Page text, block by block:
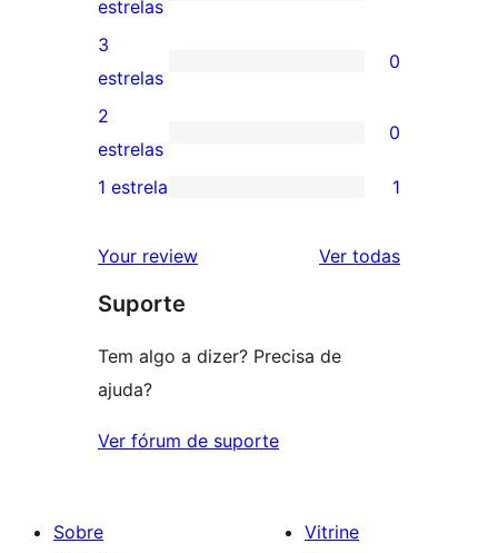
5
estrelas
0
avaliação
com
4
estrela
estrelas
0
avaliação
com
3
3
estrelas
0
0
avaliação
2
2
estrelas
0
com
1
1 estrela 1
Your review Ver todasavaliações
Suporte
Tem algo a dizer? Precisa de
ajuda?
Ver fórum de suporte
Sobre
Vitrine